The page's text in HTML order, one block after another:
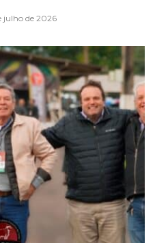
julho de 2026